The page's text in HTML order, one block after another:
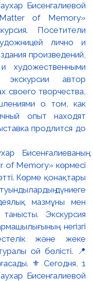
Бисенғалиеваның
of Memory» көрмесі
Көрме қонақтары
дүниеге
мазмұны мен
танысты. Экскурсия
негізгі
және жеке
туралы ой бөлісті. 📍
⚜️ Сегодня, 1
Бисенгалиевой